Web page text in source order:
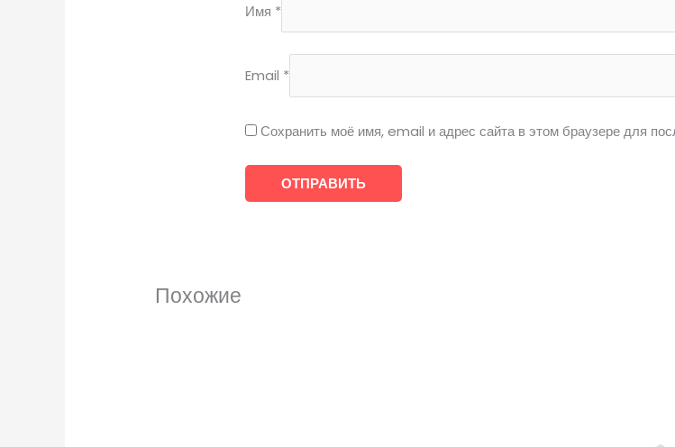
Имя *
Email *
Сохранить моё имя, email и адрес сайта в этом браузере для
Похожие